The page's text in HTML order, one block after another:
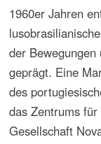
1997. Kolloquien zur
in postkolonialer Zeit.
1992.
Jahr-Gedenken der
Bundesuniversität
1989.
Musikprozessen in
Kolonialisierung:
Musikkultur in der
Neuzeit: der Raum
Patronatsrechts
1987. Music in the
Council/UNESCO.